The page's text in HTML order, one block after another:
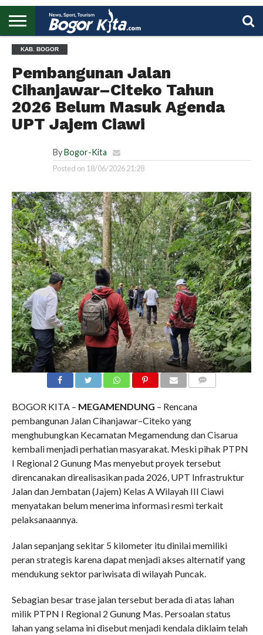
BOGOR
REGIONAL
NASIONAL
PENDIDIKAN
WISATA
OLAHRAGA
LAPORAN
PROFIL
KAB. BOGOR
Pembangunan Jalan
Cihanjawar–Citeko Tahun
2026 Belum Masuk Agenda
UPT Jajem Ciawi
By Bogor-Kita
Posted on 18/06/2026 21:28
BOGOR KITA – MEGAMENDUNG – Rencana
pembangunan Jalan Cihanjawar–Citeko yang
menghubungkan Kecamatan Megamendung dan Cisarua
kembali menjadi perhatian masyarakat. Meski pihak PTPN
I Regional 2 Gunung Mas menyebut proyek tersebut
direncanakan direalisasikan pada 2026, UPT Infrastruktur
Jalan dan Jembatan (Jajem) Kelas A Wilayah III Ciawi
menyatakan belum menerima informasi resmi terkait
pelaksanaannya.
Jalan sepanjang sekitar 5 kilometer itu dinilai memiliki
peran strategis karena dapat menjadi akses alternatif yang
mendukung sektor pariwisata di wilayah Puncak.
Sebagian besar trase jalan tersebut berada di atas lahan
milik PTPN I Regional 2 Gunung Mas. Persoalan status
lahan yang selama ini disebut menjadi kendala diklaim telah